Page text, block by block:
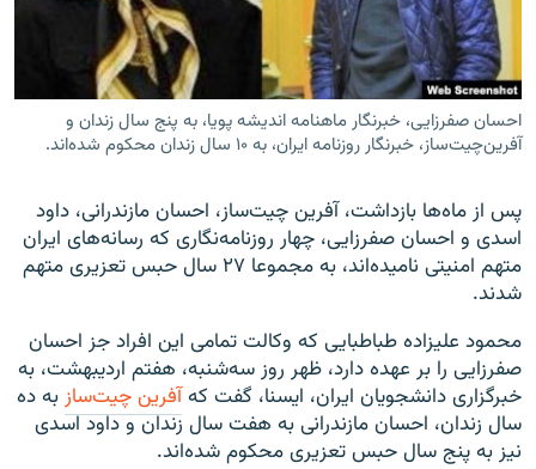
زبان‌های دیگر
احسان صفرزایی، خبرنگار ماهنامه اندیشه پویا، به پنج سال زندان و
آفرین‌چیت‌ساز، خبرنگار روزنامه ایران، به ۱۰ سال زندان محکوم شده‌اند.
پس از ماه‌ها بازداشت، آفرین چیت‌ساز، احسان مازندرانی، داود
اسدی و احسان صفرزایی، چهار روزنامه‌نگاری که رسانه‌های ایران
متهم امنیتی نامیده‌اند، به مجموعا ۲۷ سال حبس تعزیری متهم
شدند.
محمود علیزاده طباطبایی که وکالت تمامی این افراد جز احسان
صفرزایی را بر عهده دارد، ظهر روز سه‌شنبه، هفتم اردیبهشت، به
خبرگزاری دانشجویان ایران، ایسنا، گفت کهآفرین چیت‌ساز به ده
سال زندان، احسان مازندرانی به هفت سال زندان و داود اسدی
نیز به پنج سال حبس تعزیری محکوم شده‌اند.